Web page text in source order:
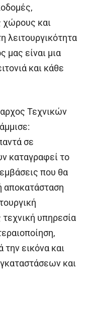
χώρους και
λειτουργικότητα
μας είναι μια
και κάθε
Τεχνικών
σε
καταγραφεί το
που θα
αποκατάσταση
υπηρεσία
εικόνα και
και